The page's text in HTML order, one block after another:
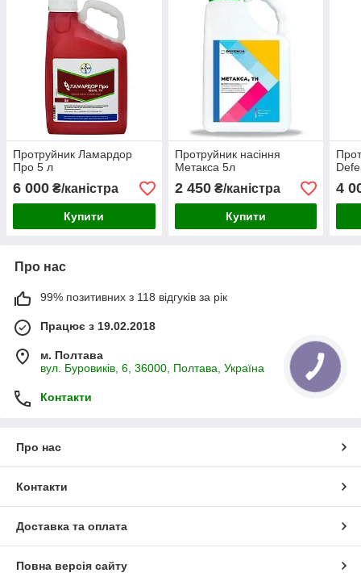
Протруйник Ламардор
Про 5 л
6 000 ₴/каністра
Купити
Протруйник насіння
Метакса 5л
2 450₴/каністра
Купити
4
Про нас
99% позитивних з 118 відгуків за рік
Працює з 19.02.2018
м. Полтава
вул. Буровиків, 6, 36000, Полтава, Україна
Контакти
Про нас
Контакти
Доставка та оплата
Повна версія сайту